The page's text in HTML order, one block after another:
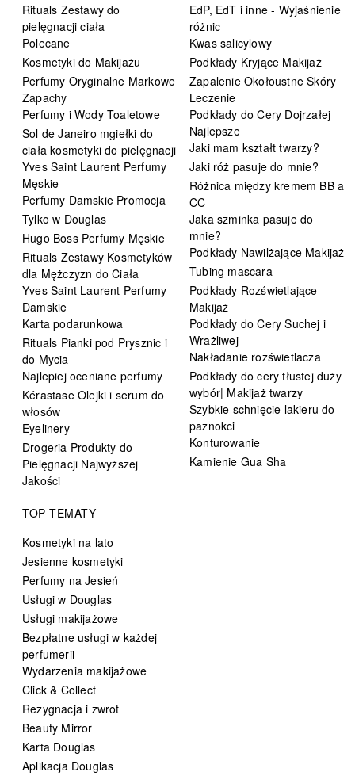
Rituals Zestawy do
pielęgnacji ciała
Polecane
Kosmetyki do Makijażu
Perfumy Oryginalne Markowe
Zapachy
Perfumy i Wody Toaletowe
Sol de Janeiro mgiełki do
ciała kosmetyki do pielęgnacji
Yves Saint Laurent Perfumy
Męskie
Perfumy Damskie Promocja
Tylko w Douglas
Hugo Boss Perfumy Męskie
Rituals Zestawy Kosmetyków
dla Mężczyzn do Ciała
Yves Saint Laurent Perfumy
Damskie
Karta podarunkowa
Rituals Pianki pod Prysznic i
do Mycia
Najlepiej oceniane perfumy
Kérastase Olejki i serum do
włosów
Eyelinery
Drogeria Produkty do
Pielęgnacji Najwyższej
Jakości
EdP, EdT i inne - Wyjaśnienie
różnic
Kwas salicylowy
Podkłady Kryjące Makijaż
Zapalenie Okołoustne Skóry
Leczenie
Podkłady do Cery Dojrzałej
Najlepsze
Jaki mam kształt twarzy?
Jaki róż pasuje do mnie?
Różnica między kremem BB a
CC
Jaka szminka pasuje do
mnie?
Podkłady Nawilżające Makijaż
Tubing mascara
Podkłady Rozświetlające
Makijaż
Podkłady do Cery Suchej i
Wrażliwej
Nakładanie rozświetlacza
Podkłady do cery tłustej duży
wybór| Makijaż twarzy
Szybkie schnięcie lakieru do
paznokci
Konturowanie
Kamienie Gua Sha
TOP TEMATY
Kosmetyki na lato
Jesienne kosmetyki
Perfumy na Jesień
Usługi w Douglas
Usługi makijażowe
Bezpłatne usługi w każdej
perfumerii
Wydarzenia makijażowe
Click & Collect
Rezygnacja i zwrot
Beauty Mirror
Karta Douglas
Aplikacja Douglas